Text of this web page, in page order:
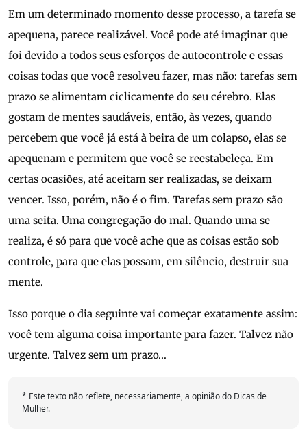
Em um determinado momento desse processo, a tarefa se
apequena, parece realizável. Você pode até imaginar que
foi devido a todos seus esforços de autocontrole e essas
coisas todas que você resolveu fazer, mas não: tarefas sem
prazo se alimentam ciclicamente do seu cérebro. Elas
gostam de mentes saudáveis, então, às vezes, quando
percebem que você já está à beira de um colapso, elas se
apequenam e permitem que você se reestabeleça. Em
certas ocasiões, até aceitam ser realizadas, se deixam
vencer. Isso, porém, não é o fim. Tarefas sem prazo são
uma seita. Uma congregação do mal. Quando uma se
realiza, é só para que você ache que as coisas estão sob
controle, para que elas possam, em silêncio, destruir sua
mente.
Isso porque o dia seguinte vai começar exatamente assim:
você tem alguma coisa importante para fazer. Talvez não
urgente. Talvez sem um prazo…
* Este texto não reflete, necessariamente, a opinião do Dicas de
Mulher.